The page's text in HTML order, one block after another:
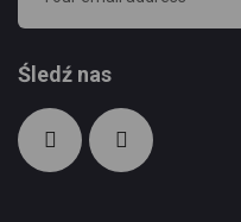
Śledź nas